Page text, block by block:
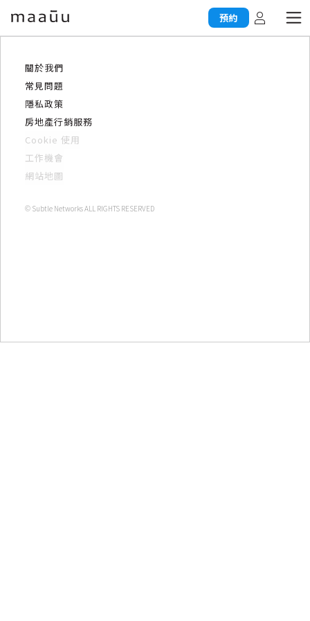
預約
關於我們
常見問題
隱私政策
房地產行銷服務
Cookie 使用
工作機會
網站地圖
© Subtle Networks ALL RIGHTS RESERVED